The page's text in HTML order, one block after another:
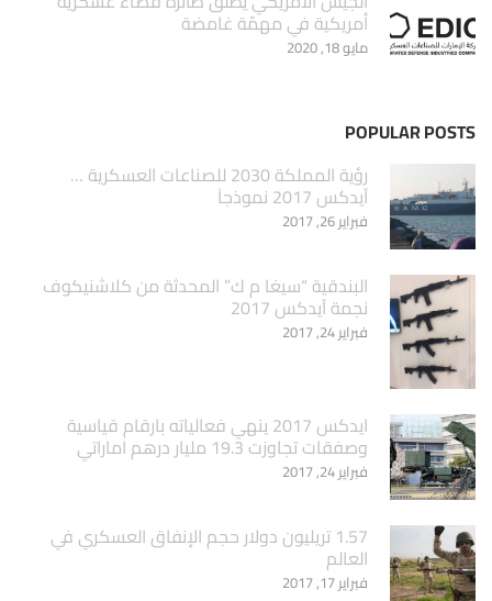
أمريكية في مهمّة غامضة
مايو 18, 2020
POPULAR POSTS
‏رؤية المملكة 2030 للصناعات العسكرية …
آيدكس 2017 نموذجاَ
فبراير 26, 2017
البندقية “سيغا م ك” المحدثة من كلاشنيكوف
نجمة آيدكس 2017
فبراير 24, 2017
ايدكس 2017 ينهي فعالياته بارقام قياسية
وصفقات تجاوزت 19.3 مليار درهم اماراتي
فبراير 24, 2017
1.57 تريليون دولار حجم الإنفاق العسكري في
العالم
فبراير 17, 2017